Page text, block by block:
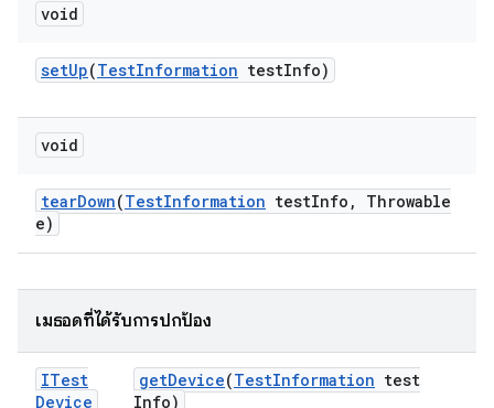
void
setUp(TestInformation testInfo)
void
tearDown(TestInformation testInfo ,
Throwable
e)
เมธอดที่ได้รับการปกป้อง
ITest
Device
getDevice(TestInformation test
Info)